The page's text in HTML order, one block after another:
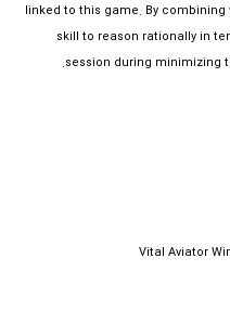
linked to this game. By
skill to reason rationally in
session during minimizing
Vital Aviator